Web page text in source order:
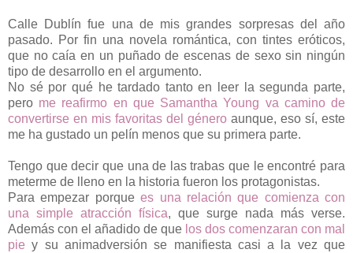
Calle Dublín fue una de mis grandes sorpresas del año
pasado. Por fin una novela romántica, con tintes eróticos,
que no caía en un puñado de escenas de sexo sin ningún
tipo de desarrollo en el argumento.
No sé por qué he tardado tanto en leer la segunda parte,
pero me reafirmo en que Samantha Young va camino de
convertirse en mis favoritas del género aunque, eso sí, este
me ha gustado un pelín menos que su primera parte.
Tengo que decir que una de las trabas que le encontré para
meterme de lleno en la historia fueron los protagonistas.
Para empezar porquees una relación que comienza con
una simple atracción física, que surge nada más verse.
Además con el añadido de que los dos comenzaran con mal
pie y su animadversión se manifiesta casi a la vez que